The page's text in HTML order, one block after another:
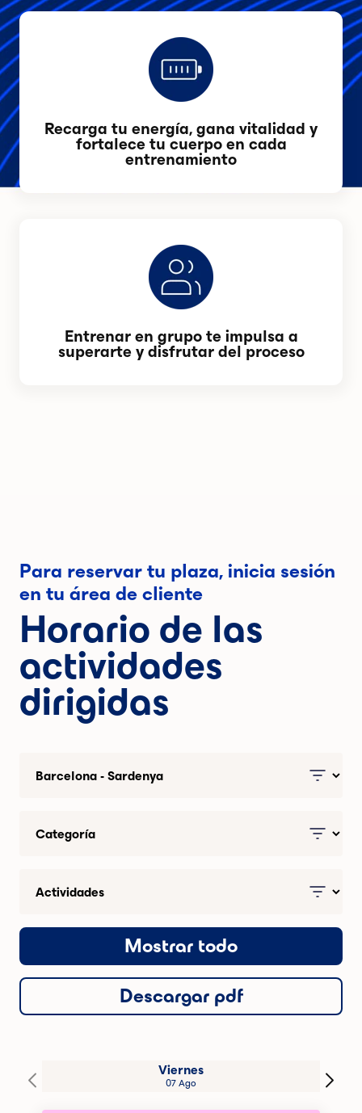
Recarga tu energía, gana vitalidad y
fortalece tu cuerpo en cada
entrenamiento
Entrenar en grupo te impulsa a
superarte y disfrutar del proceso
Para reservar tu plaza, inicia sesión
en tu área de cliente
Horario de las
actividades
dirigidas
Mostrar todo
Descargar pdf
Viernes
07 Ago